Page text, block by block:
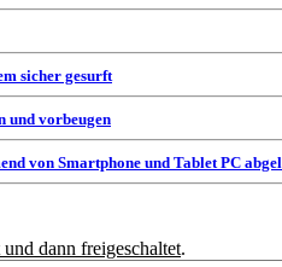
sicher gesurft
und vorbeugen
von Smartphone und Tablet PC
dann freigeschaltet.